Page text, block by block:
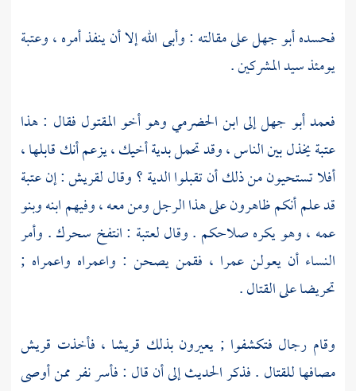
فحسدهأبو جهلعلى مقالته : وأبى الله إلا أن ينفذ أمره ،وعتبة
يومئذ سيد المشركين .
فعمدأبو جهلإلىابن الحضرميوهو أخو المقتول فقال : هذا
عتبةيخذل بين الناس ، وقد تحمل بدية أخيك ، يزعم أنك قابلها ،
أفلا تستحيون من ذلك أن تقبلوا الدية ؟ وقاللقريش: إنعتبة
قد علم أنكم ظاهرون على هذا الرجل ومن معه ، وفيهم ابنه وبنو
عمه ، وهو يكره صلاحكم . وقاللعتبة : انتفخ سحرك . وأمر
النساء أن يعولنعمرا ، فقمن يصحن : واعمراه واعمراه ;
تحريضا على القتال .
وقام رجال فتكشفوا ; يعيرون بذلك قريشا ، فأخذت قريش
مصافها للقتال . فذكر الحديث إلى أن قال : فأسر نفر ممن أوصى